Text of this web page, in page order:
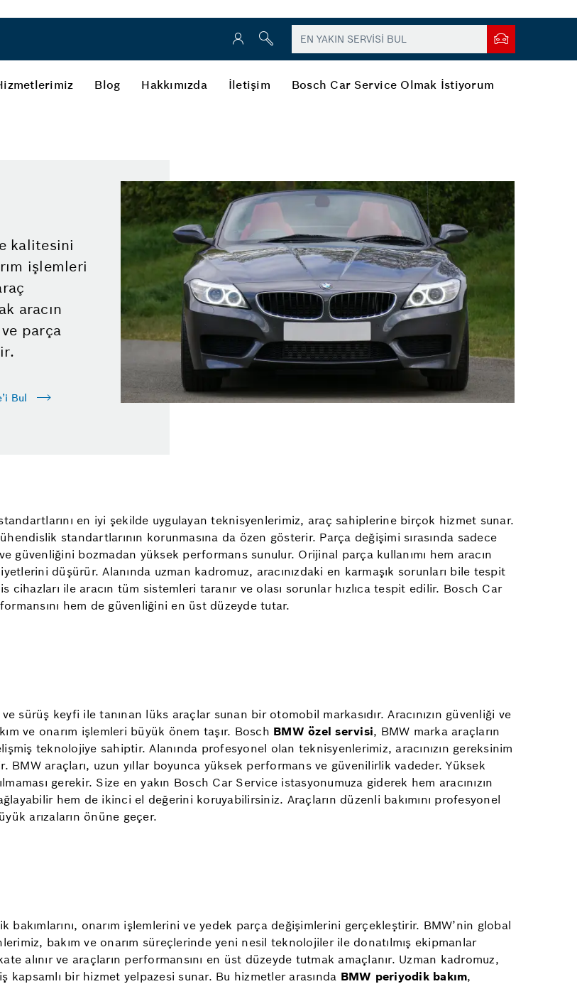
Blog Hakkımızda İletişim Bosch Car Service Olmak İstiyorum
kalitesini
işlemleri
aracın
parça
Bul
en iyi şekilde uygulayan teknisyenlerimiz, araç sahiplerine birçok hizmet sunar.
standartlarının korunmasına da özen gösterir. Parça değişimi sırasında sadece
güvenliğini bozmadan yüksek performans sunulur. Orijinal parça kullanımı hem aracın
düşürür. Alanında uzman kadromuz, aracınızdaki en karmaşık sorunları bile tespit
cihazları ile aracın tüm sistemleri taranır ve olası sorunlar hızlıca tespit edilir. Bosch Car
hem de güvenliğini en üst düzeyde tutar.
sürüş keyfi ile tanınan lüks araçlar sunan bir otomobil markasıdır. Aracınızın güvenliği ve
ve onarım işlemleri büyük önem taşır. Bosch BMW özel servisi, BMW marka araçların
teknolojiye sahiptir. Alanında profesyonel olan teknisyenlerimiz, aracınızın gereksinim
BMW araçları, uzun yıllar boyunca yüksek performans ve güvenilirlik vadeder. Yüksek
gerekir. Size en yakın Bosch Car Service istasyonumuza giderek hem aracınızın
hem de ikinci el değerini koruyabilirsiniz. Araçların düzenli bakımını profesyonel
arızaların önüne geçer.
bakımlarını, onarım işlemlerini ve yedek parça değişimlerini gerçekleştirir. BMW’nin global
bakım ve onarım süreçlerinde yeni nesil teknolojiler ile donatılmış ekipmanlar
alınır ve araçların performansını en üst düzeyde tutmak amaçlanır. Uzman kadromuz,
kapsamlı bir hizmet yelpazesi sunar. Bu hizmetler arasında BMW periyodik bakım,